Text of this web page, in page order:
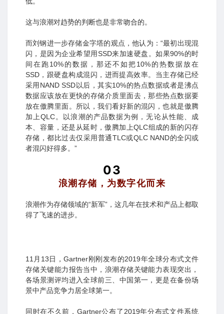
这与浪潮对趋势的判断也是非常吻合的。
而刘钢进一步存储金字塔的观点，他认为：“最初出现混
闪，是因为企业希望用SSD来加速硬盘。如果90%的时
间在跑10%的数据，那还不如把10%的热数据放在
SSD，跟硬盘构成混闪，进而提高效率。当主存储已经
采用NAND SSD以后，其实10%的热点数据或者是沸点
数据应该放在更快的存储介质里面去，那些热点数据要
放在傲腾里面。所以，我们看好新的混闪，也就是傲腾
加上QLC。以浪潮的产品数据为例，无论从性能、成
本、容量，还是从延时，傲腾加上QLC组成的新的闪存
存储，都比过去仅采用普通TLC或QLC NAND的全闪或
者混闪好得多。”
03
浪潮存储，为数字化而来
浪潮作为存储领域的“新军”，这几年在技术和产品上都取
得了飞速的进步。
11月13日，Gartner刚刚发布的2019年全球分布式文件
存储关键能力报告当中，浪潮存储关键能力表现突出，
各场景测评均进入全球前三、中国第一，更是在备份场
景中产品竞争力居全球第一。
同时在不久前，Gartner公布了2019年分布式文件系统